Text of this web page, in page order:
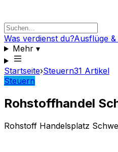
Was verdienst du?Ausflüge &
Mehr▾
Startseite›Steuern31 Artikel
Steuern
Rohstoffhandel
Rohstoff Handelsplatz